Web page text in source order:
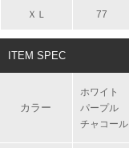
ＸＬ 77
ITEM SPEC
カラー
ホワイト
パープル
チャコール